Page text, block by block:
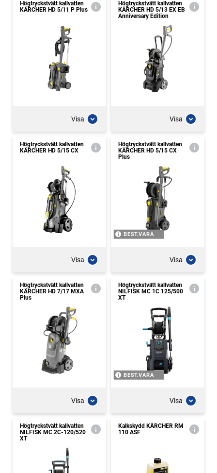
Högtryckstvätt kallvatten
KÄRCHER HD 5/11 P Plus
Visa
Högtryckstvätt kallvatten
KÄRCHER HD 5/13 EX EB
Anniversary Edition
Visa
Högtryckstvätt kallvatten
KÄRCHER HD 5/15 CX
Visa
Högtryckstvätt kallvatten
KÄRCHER HD 5/15 CX
Plus
BEST.VARA
Visa
Högtryckstvätt kallvatten
KÄRCHER HD 7/17 MXA
Plus
Visa
Högtryckstvätt kallvatten
NILFISK MC 1C 125/500
XT
BEST.VARA
Visa
Högtryckstvätt kallvatten
NILFISK MC 2C-120/520
XT
Kalkskydd KÄRCHER RM
110 ASF